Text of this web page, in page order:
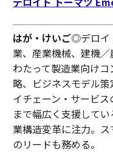
はが・けいご◎デロイ
業、産業機械、建機
わたって製造業向け
略、ビジネスモデル
イチェーン・サービ
まで幅広く支援して
業構造変革に注力。
のリードも務める。